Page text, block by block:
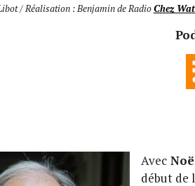
/ Réalisation : Benjamin de RadioChez
Avec
début de